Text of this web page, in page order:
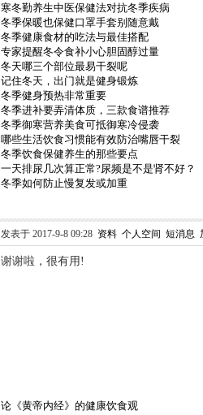
寒冬勤养生中医保健法对抗冬季疾病
冬季保暖也保健口罩手套别随意戴
冬季健康食材的吃法与最佳搭配
专家提醒冬令食补小心胆固醇过量
冬天哪三个部位最易干裂呢
记住冬天，出门就是健身锻炼
冬季健身预热非常重要
冬季进补要弄清体质，三款食谱推荐
冬季御寒营养美食可抵御寒冷侵袭
哪些生活饮食习惯能有效防治嘴唇干裂
冬季饮食保健养生的那些要点
一天排尿几次算正常?尿频是不是肾不好？
冬季如何防止慢复发或加重
发表于 2017-9-8 09:28 资料 个人空间 短消息
谢谢啦，很有用!
论《黄帝内经》的健康饮食观